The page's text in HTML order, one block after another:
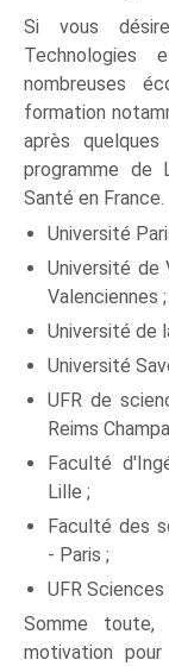
Si vous
nombreuses
formation
après
programme de
Santé en France.
Université
Université de
Valenciennes ;
Université de
Université
UFR de
Reims
Faculté
Lille ;
Faculté des
- Paris ;
UFR
Somme
motivation